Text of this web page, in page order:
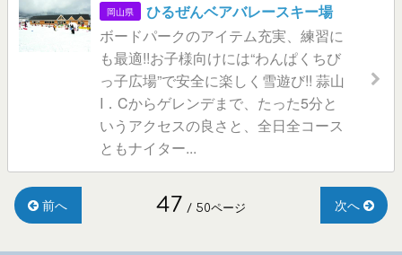
岡山県
ひるぜんベアバレースキー場
ボードパークのアイテム充実、練習に
も最適!!お子様向けには“わんぱくちび
っ子広場”で安全に楽しく雪遊び!! 蒜山
I．Cからゲレンデまで、たった5分と
いうアクセスの良さと、全日全コース
ともナイター...
前へ 47 / 50ページ 次へ